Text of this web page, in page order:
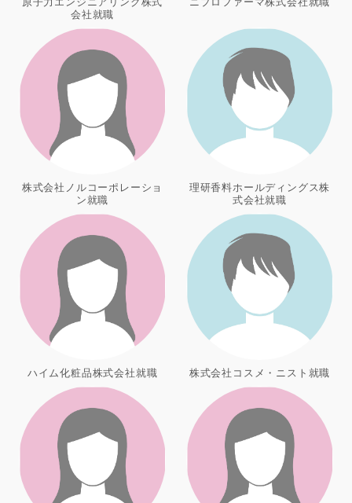
会社就職
株式会社ノルコーポレーショ
ン就職
理研香料ホールディングス株
式会社就職
ハイム化粧品株式会社就職 株式会社コスメ・ニスト就職